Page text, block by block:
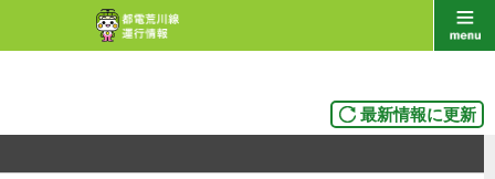
最新情報に更新